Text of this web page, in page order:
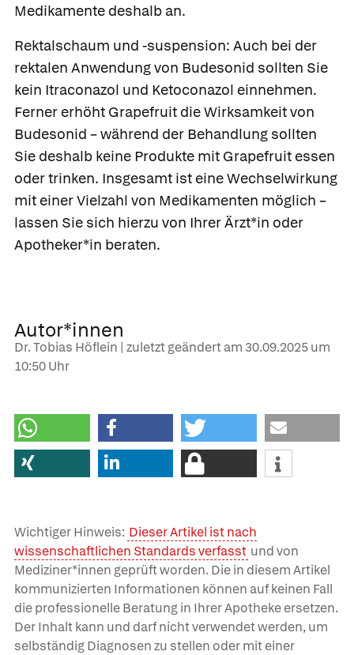
Medikamente deshalb an.
Rektalschaum und -suspension: Auch bei der
rektalen Anwendung von Budesonid sollten Sie
kein Itraconazol und Ketoconazol einnehmen.
Ferner erhöht Grapefruit die Wirksamkeit von
Budesonid – während der Behandlung sollten
Sie deshalb keine Produkte mit Grapefruit essen
oder trinken. Insgesamt ist eine Wechselwirkung
mit einer Vielzahl von Medikamenten möglich –
lassen Sie sich hierzu von Ihrer Ärzt*in oder
Apotheker*in beraten.
Autor*innen
Dr. Tobias Höflein | zuletzt geändert am 30.09.2025um
10:50 Uhr
Wichtiger Hinweis: Dieser Artikel ist nach
wissenschaftlichen Standards verfasst und von
Mediziner*innen geprüft worden. Die in diesem Artikel
kommunizierten Informationen können auf keinen Fall
die professionelle Beratung in Ihrer Apotheke ersetzen.
Der Inhalt kann und darf nicht verwendet werden, um
selbständig Diagnosen zu stellen oder mit einer